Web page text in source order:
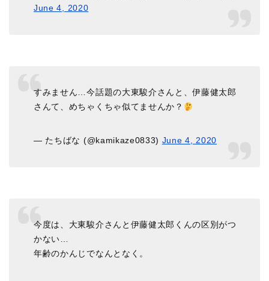
June 4, 2020
すみません…今話題の大東駿介さんと、伊藤健太郎
さんて、めちゃくちゃ似てませんか？
— たちばな (@kamikaze0833) June 4, 2020
今度は、大東駿介さんと伊藤健太郎くんの区別がつ
かない…
年齢のかんじでなんとなく。